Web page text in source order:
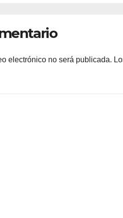
electrónico no será publicada.